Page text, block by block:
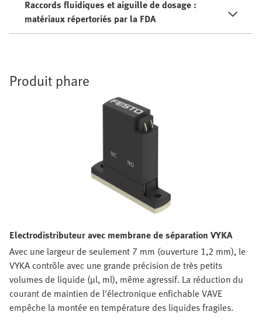
Raccords fluidiques et aiguille de dosage :
matériaux répertoriés par la FDA
Produit phare
Electrodistributeur avec membrane de séparation VYKA
Avec une largeur de seulement 7 mm (ouverture 1,2 mm), le
VYKA contrôle avec une grande précision de très petits
volumes de liquide (µl, ml), même agressif. La réduction du
courant de maintien de l'électronique enfichable VAVE
empêche la montée en température des liquides fragiles.